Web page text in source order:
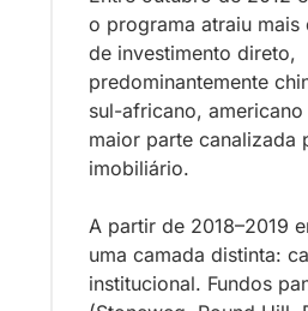
o programa atraiu mais
de investimento direto,
predominantemente
sul-africano,
maior parte canalizada
imobiliário.
A partir de 2018–2019
uma camada distinta:
institucional. Fundos